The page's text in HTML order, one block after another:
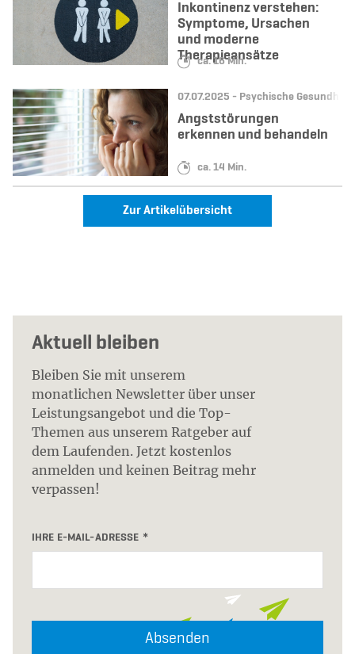
Lesedauer:
ca. 16 Min.
Inkontinenz verstehen:
Symptome, Ursachen
und moderne
Therapieansätze
Datum:
07.07.2025 - Kategorie:
Psychische Gesundheit
Lesedauer:
ca. 14 Min.
Angststörungen
erkennen und behandeln
Zur Artikelübersicht
Aktuell bleiben
Bleiben Sie mit unserem
monatlichen Newsletter über unser
Leistungsangebot und die Top-
Themen aus unserem Ratgeber auf
dem Laufenden. Jetzt kostenlos
anmelden und keinen Beitrag mehr
verpassen!
IHRE E-MAIL-ADRESSE
Absenden